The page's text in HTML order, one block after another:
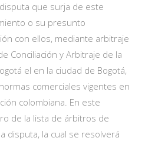
que surja de este
o su presunto
con ellos, mediante arbitraje
Conciliación y Arbitraje de la
el en la ciudad de Bogotá,
comerciales vigentes en
colombiana. En este
de la lista de árbitros de
disputa, la cual se resolverá